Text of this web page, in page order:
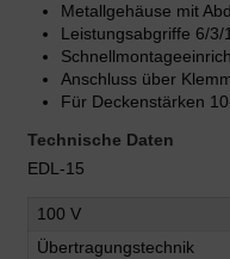
Metallgehäuse mit
Leistungsabgriffe 6/3/
Anschluss über
Für Deckenstärken
Technische Daten
EDL-15
100 V
Übertragungstechnik